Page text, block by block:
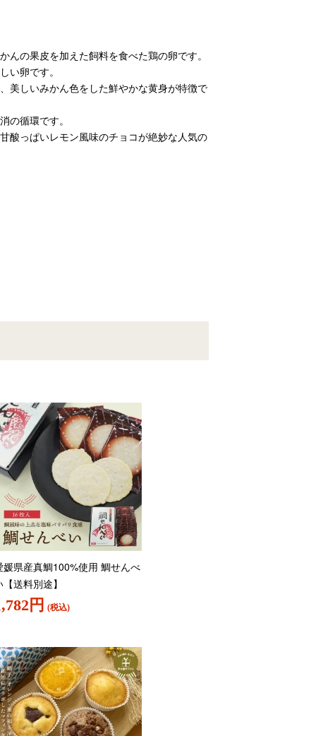
んの果皮を加えた飼料を食べた鶏の卵です。
い卵です。
美しいみかん色をした鮮やかな黄身が特徴で
の循環です。
酸っぱいレモン風味のチョコが絶妙な人気の
媛県産真鯛100%使用 鯛せんべ
【送料別途】
円 (税込)